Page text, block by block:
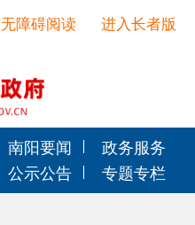
进入长者版
无障碍阅读
南阳要闻
政务服务
公示公告
专题专栏